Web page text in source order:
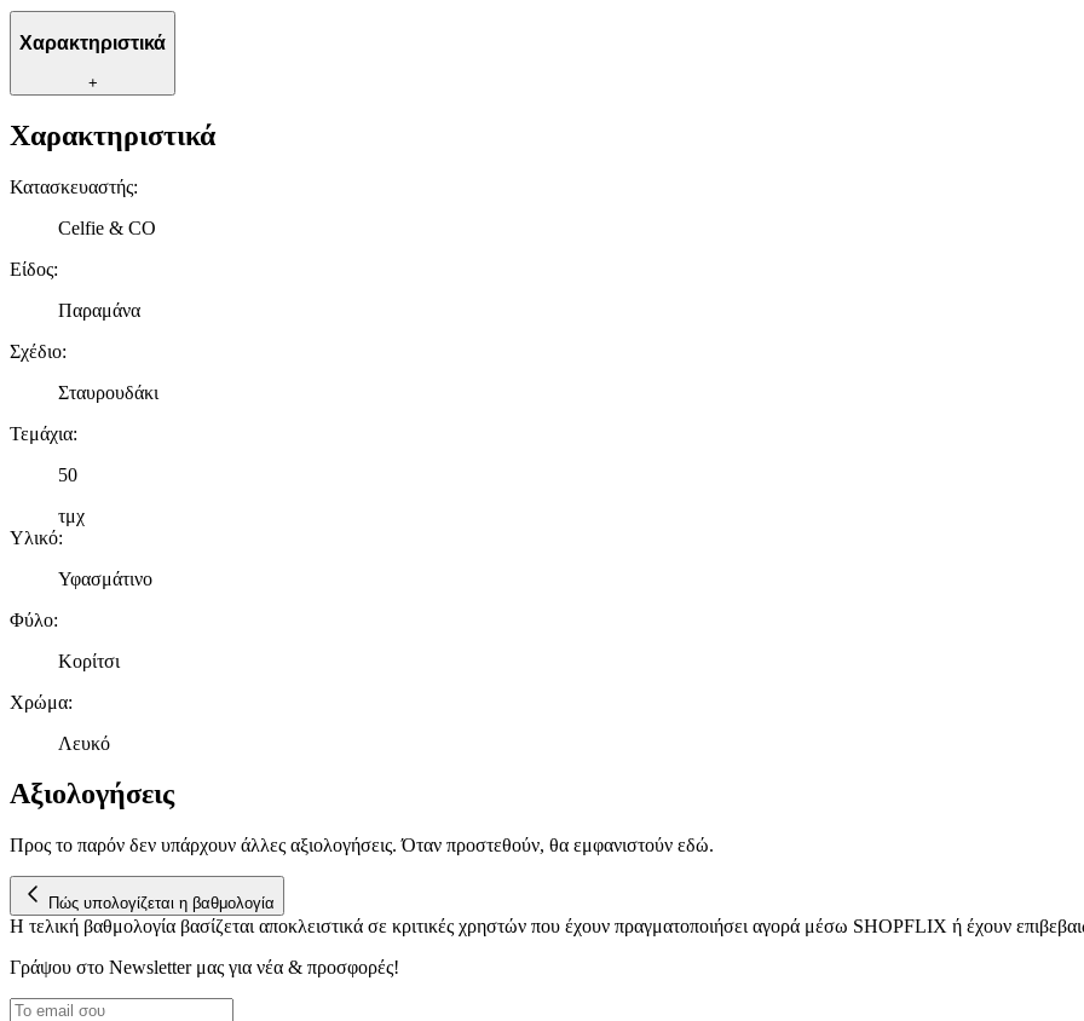
Χαρακτηριστικά
+
Χαρακτηριστικά
Κατασκευαστής:
Celfie & CO
Είδος:
Παραμάνα
Σχέδιο:
Σταυρουδάκι
Τεμάχια:
50
τμχ
Υλικό:
Υφασμάτινο
Φύλο:
Κορίτσι
Χρώμα:
Λευκό
Αξιολογήσεις
Προς το παρόν δεν υπάρχουν άλλες αξιολογήσεις. Όταν προστεθούν, θα εμφανιστούν εδώ.
Πώς υπολογίζεται η βαθμολογία
Η τελική βαθμολογία βασίζεται αποκλειστικά σε κριτικές χρηστών που έχουν πραγματοποιήσει αγορά μέσω SHOPFLIX ή έχουν
Γράψου στο Νewsletter μας για νέα & προσφορές!